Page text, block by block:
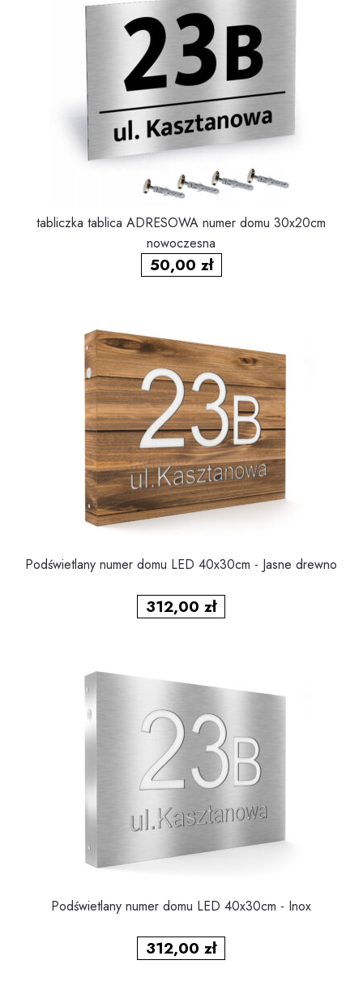
tabliczka tablica ADRESOWA numer domu 30x20cm
nowoczesna
50,00 zł
Podświetlany numer domu LED 40x30cm - Jasne drewno
312,00zł
Podświetlany numer domu LED 40x30cm - Inox
312,00zł